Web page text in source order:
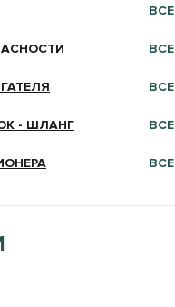
ВСЕ
ВСЕ
ВСЕ
ВСЕ
- ШЛАНГ
ВСЕ